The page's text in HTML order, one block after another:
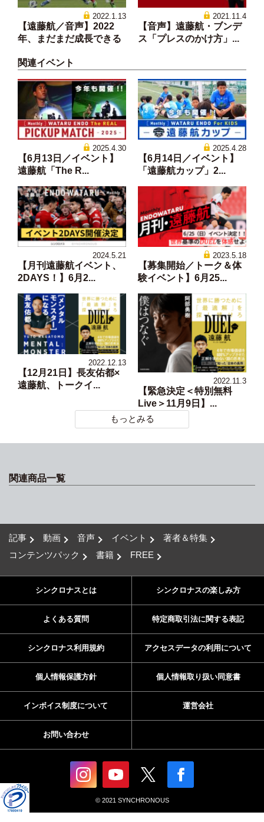
2022.1.13
【遠藤航／音声】2022
年、まだまだ成長できる
2021.11.4
【音声】遠藤航・ブンデ
ス「プレスのかけ方」...
関連イベント
2025.4.30
【6月13日／イベント】
遠藤航「The R...
2025.4.28
【6月14日／イベント】
「遠藤航カップ」2...
2024.5.21
【月刊遠藤航イベント、
2DAYS！】6月2...
2023.5.18
【募集開始／トーク＆体
験イベント】6月25...
2022.12.13
【12月21日】長友佑都×
遠藤航、トークイ...
2022.11.3
【緊急決定＜特別無料
Live＞11月9日】...
もっとみる
関連商品一覧
記事 動画 音声 イベント
著者＆特集
コンテンツパック
書籍 FREE
シンクロナスとは シンクロナスの楽しみ方
よくある質問 特定商取引法に関する表記
シンクロナス利用規約 アクセスデータの利用について
個人情報保護方針 個人情報取り扱い同意書
インボイス制度について 運営会社
お問い合わせ
© 2021 SYNCHRONOUS